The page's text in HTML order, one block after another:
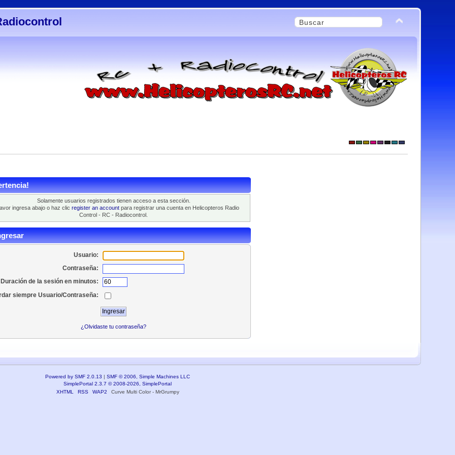
Solamente usuarios registrados tienen acceso a esta sección.
ingresa abajo o haz clicregister an account para registrar una cuenta en Helicopteros Radio
Control - RC - Radiocontrol.
Usuario:
Contraseña:
Duración de la sesión en minutos:
siempre Usuario/Contraseña:
¿Olvidaste tu contraseña?
Powered by SMF 2.0.13 | SMF © 2006, Simple Machines LLC
SimplePortal 2.3.7 © 2008-2026, SimplePortal
XHTML
RSS WAP2 Curve Multi Color - MrGrumpy